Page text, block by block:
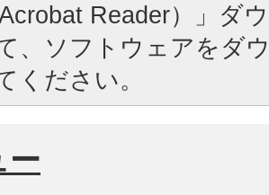
Reader）」ダ
、ソフトウェアをダ
ください。
ー